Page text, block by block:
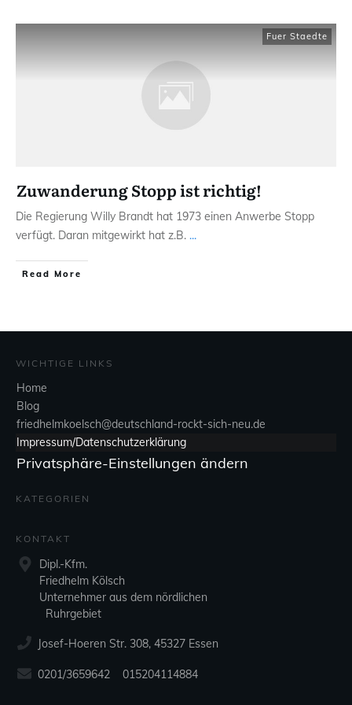
Fuer Staedte
Zuwanderung Stopp ist richtig!
Die Regierung Willy Brandt hat 1973 einen Anwerbe Stopp
verfügt. Daran mitgewirkt hat z.B. ...
Read More
WICHTIGE LINKS
Home
Blog
friedhelmkoelsch@deutschland-rockt-sich-neu.de
Impressum/Datenschutzerklärung
Privatsphäre-Einstellungen ändern
KATEGORIEN
KONTAKT
Dipl.-Kfm.
Friedhelm Kölsch
Unternehmer aus dem nördlichen
Ruhrgebiet
Josef-Hoeren Str. 308, 45327 Essen
0201/3659642 015204114884